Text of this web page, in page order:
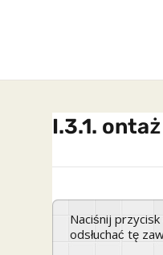
I.3.1.
Naciśnij przycisk odtwarzania, aby
odsłuchać tę